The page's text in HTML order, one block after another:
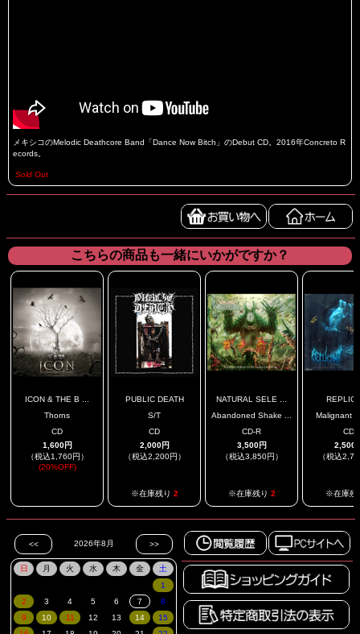
メキシコのMelodic Deathcore Band「Dance Now Bitch」のDebut CD。2016年Concreto R
ecords。
Sold Out
こちらの商品も一緒にいかがですか？
ICON & THE B ...
Thorns
CD
1,600円
（税込1,760円）
(20%OFF)
PUBLIC DEATH
S/T
CD
2,000円
（税込2,200円）
※在庫残り 2
NATURAL SELE ...
Abandoned Shake ...
CD-R
3,500円
（税込3,850円）
※在庫残り 2
Malignant
CD
2,500
（税込
※在庫残